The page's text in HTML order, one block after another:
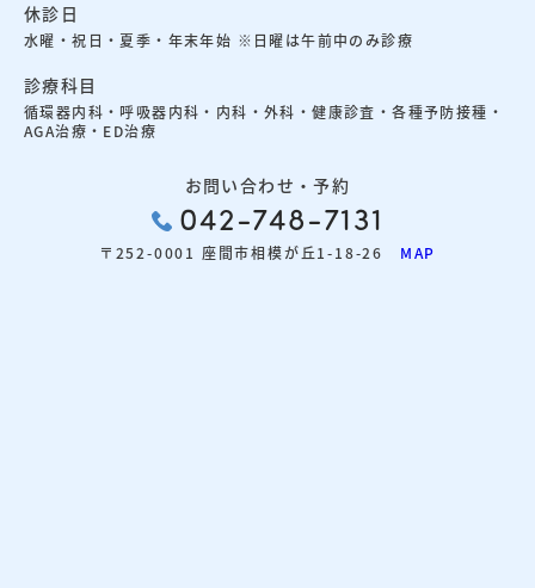
休診日
水曜・祝日・夏季・年末年始 ※日曜は午前中のみ診療
診療科目
循環器内科・呼吸器内科・内科・外科・健康診査・各種予防接種・
AGA治療・ED治療
お問い合わせ・予約
042-748-7131
〒252-0001 座間市相模が丘1-18-26 MAP